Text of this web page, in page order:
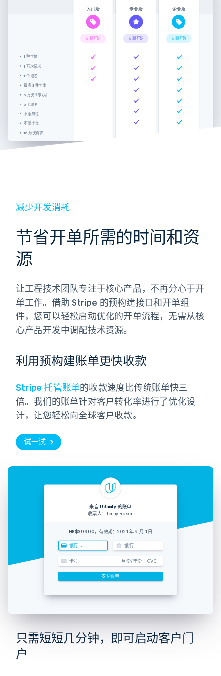
入门版 专业版 企业版
立即开始 立即开始 立即开始
最多 3 种字体
5 万次请求/月
5 个域名
不限席位
1 种字体
1 万次请求
1 个域名
不限字体
15 万次请求
不限域名
减少开发消耗
节省开单所需的时间和资
源
让工程技术团队专注于核心产品，不再分心于开
单工作。借助 Stripe 的预构建接口和开单组
件，您可以轻松启动优化的开单流程，无需从核
心产品开发中调配技术资源。
利用预构建账单更快收款
Stripe 托管账单的收款速度比传统账单快三
倍。我们的账单针对客户转化率进行了优化设
计，让您轻松向全球客户收款。
试一试
来自 Udacity 的账单
收票人：Jenny Rosen
HK$399.00，有效期：2021 年 9 月 1 日
银行卡 银行
卡号 月份/年份 CVC
支付账单
只需短短几分钟，即可启动客户门
户